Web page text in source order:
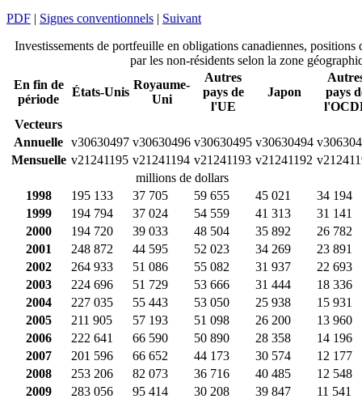
PDF | Signes conventionnels | Suivant
Investissements de portfeuille en obligations canadiennes, positions
par les non-résidents selon la zone
En fin de
période
États-Unis
Royaume-
Uni
Autres
pays de
l'UE
Japon
pays
Vecteurs
Annuelle v30630497 v30630496 v30630495 v30630494
Mensuelle v21241195 v21241194 v21241193 v21241192
millions de dollars
1998
195 133 37 705 59 655 45 021
34 194
1999
194 794 37 024 54 559 41 313
31 141
2000
194 720 39 033 48 504 35 892
26 782
2001
248 872 44 595 52 023 34 269
23 891
2002
264 933 51 086 55 082 31 937
22 693
2003
224 696 51 729 53 666 31 444
18 336
2004
227 035 55 443 53 050 25 938
15 931
2005
211 905 57 193 51 098 26 200
13 960
2006
222 641 66 590 50 890 28 358
14 196
2007
201 596 66 652 44 173 30 574
12 177
2008
253 206 82 073 36 716 40 485
12 548
2009
283 056 95 414 30 208 39 847
11 541